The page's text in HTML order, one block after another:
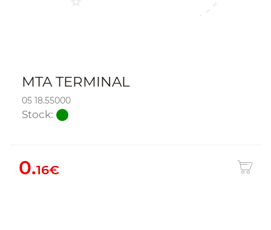
MTA TERMINAL
05 18.55000
Stock:
0.16€